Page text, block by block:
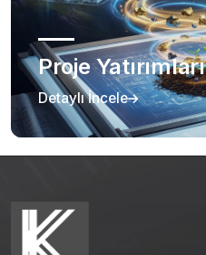
Proje Yatırımları
Detaylı İncele